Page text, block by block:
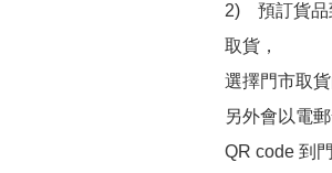
2)　預訂貨
取貨，
選擇門市取貨
另外會以電
QR code 到